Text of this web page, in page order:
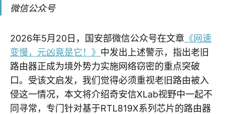
微信公众号
2026年5月20日，国安部微信公众号在文章 《网速
变慢，元凶竟是它！》 中发出上述警示，指出老旧
路由器正成为境外势力实施网络窃密的重点突破
口。受该文启发，我们觉得必须重视老旧路由被入
侵这一情况，本文将介绍奇安信XLab视野中一起不
同寻常，专门针对基于RTL819X系列芯片的路由器